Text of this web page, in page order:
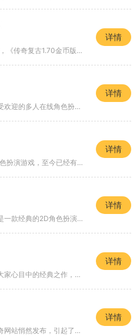
作为一款经典的2D游戏，《传奇复古1.70金币版》以其独特的游戏玩法和精彩的剧情吸引了众多玩家的关注。这款游戏以传奇为主题，以角色扮演为核心，给玩家带来了沉浸式的游戏体验
详情
传奇公益版本是一款广受欢迎的多人在线角色扮演游戏（MMORPG），它致力于为玩家提供一个沉浸式的游戏体验。公益版本是相对于商业版本而言，它允许玩家无需充值即可畅玩游戏，并
详情
传奇是一款经典的2D角色扮演游戏，至今已经有20年的历史。其电脑版"1.76传奇"是由前作的基础上改进而来，拥有更加丰富的内容和更高品质的游戏体验。"1.76传奇"是一款万人在线的游戏
详情
《复古传奇无限元宝》是一款经典的2D角色扮演网游，拥有万人在线的玩家互动模式。游戏中注重玩家之间的交流和合作，让玩家们能够尽情享受到传奇游戏的乐趣。传奇作为一款经典的
详情
传奇游戏一直以来都是大家心目中的经典之作，它以其丰富的玩法和精彩的剧情，吸引着无数游戏爱好者的关注和参与。而在众多传奇游戏中，特别要提到的是《单职业冰雪传奇》。这
详情
一款备受瞩目的新开传奇网站悄然发布，引起了广大游戏爱好者的极大关注和期待。作为一款经典的多人在线角色扮演游戏，传奇网站一直以来都备受玩家们的喜爱和追捧。而这款新开
详情